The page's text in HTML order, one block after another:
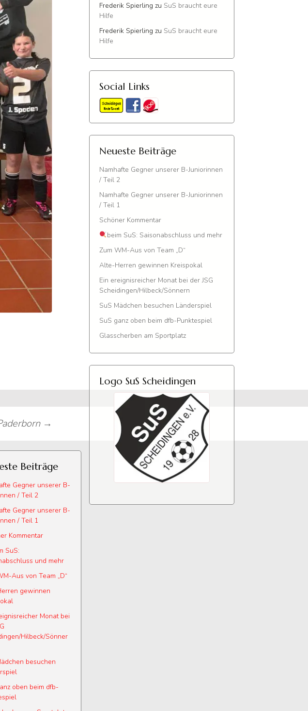
→
Frederik Spierling zu SuS braucht eure
Hilfe
Frederik Spierling zu SuS braucht eure
Hilfe
Social Links
Neueste Beiträge
Namhafte Gegner unserer B-Juniorinnen
/ Teil 2
Namhafte Gegner unserer B-Juniorinnen
/ Teil 1
Schöner Kommentar
beim SuS: Saisonabschluss und mehr
Zum WM-Aus von Team „D“
Alte-Herren gewinnen Kreispokal
Ein ereignisreicher Monat bei der JSG
Scheidingen/Hilbeck/Sönnern
SuS Mädchen besuchen Länderspiel
SuS ganz oben beim dfb-Punktespiel
Glasscherben am Sportplatz
Logo SuS Scheidingen
Beiträge
Gegner unserer B-
/ Teil 2
Gegner unserer B-
/ Teil 1
Kommentar
SuS:
und mehr
Aus von Team „D“
gewinnen
Monat bei
Hilbeck/Sönner
besuchen
oben beim dfb-